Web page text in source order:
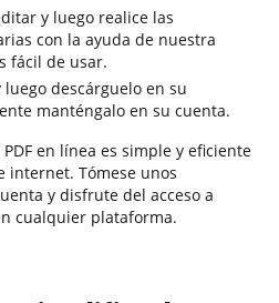
y luego realice las
con la ayuda de nuestra
fácil de usar.
descárguelo en su
manténgalo en su cuenta.
en línea es simple y eficiente
internet. Tómese unos
y disfrute del acceso a
cualquier plataforma.